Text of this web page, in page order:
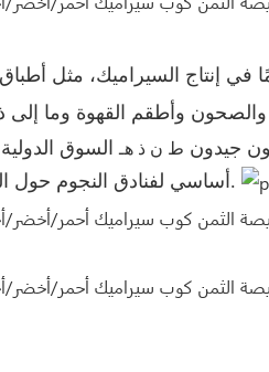
السيراميك الصناعية المحدودة متخصصة في تصنيع بورسلين الفنادق، والتي تتمتع بخبرة
والصحون وأطقم القهوة وما إلى
جيدون ط ن ذ هـالسوق
أساسي لفنادق النجوم حول العالم لسنوات عديدة.